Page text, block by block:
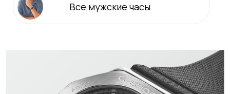
Все мужские часы